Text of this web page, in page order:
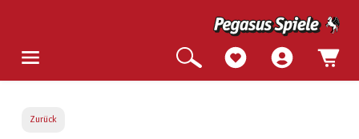
Zurück